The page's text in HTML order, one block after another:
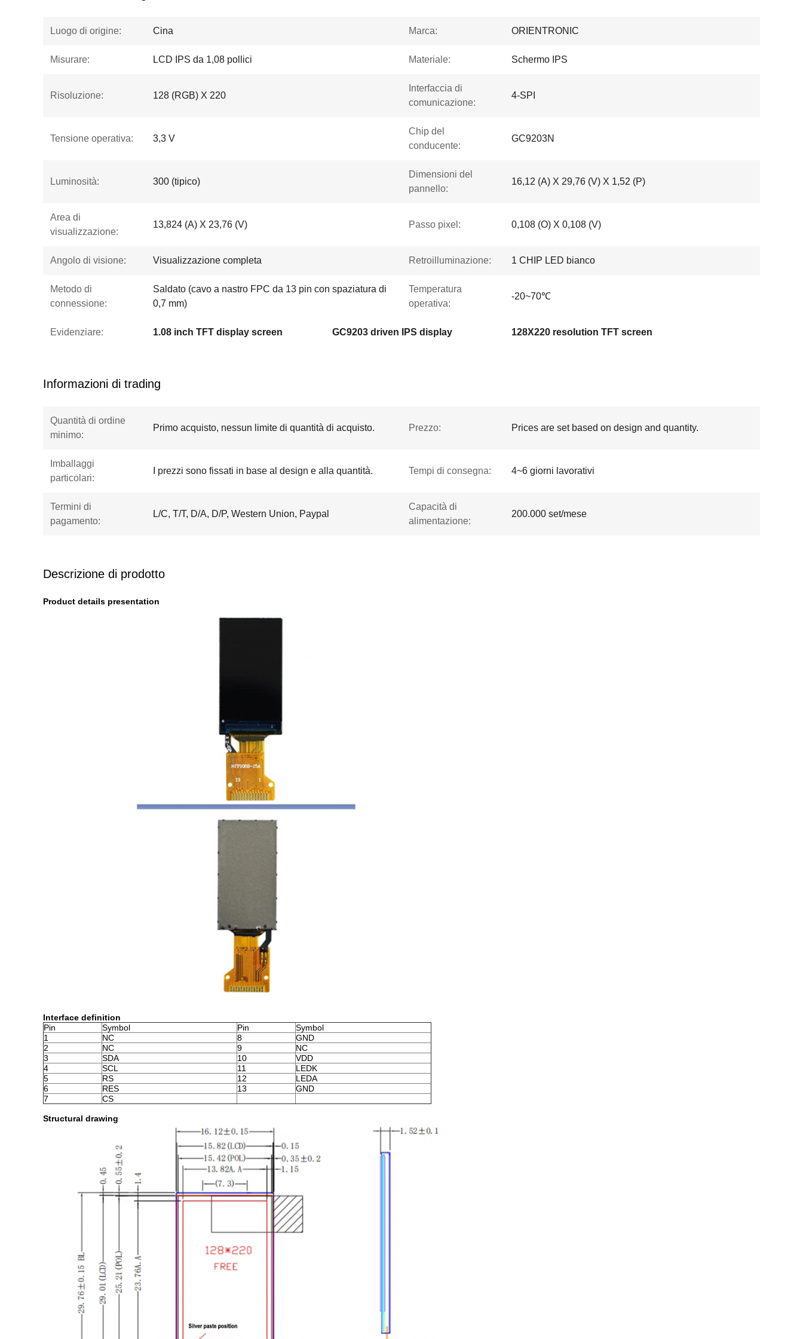
Luogo di origine: Cina Marca: ORIENTRONIC
Misurare: LCD IPS da 1,08 pollici Materiale: Schermo IPS
Risoluzione: 128 (RGB) X 220
Interfaccia di
comunicazione:
4-SPI
Tensione operativa: 3,3 V
Chip del
conducente:
GC9203N
Luminosità: 300 (tipico)
Dimensioni del
pannello:
16,12 (A) X 29,76 (V) X 1,52 (P)
Area di
visualizzazione:
13,824 (A) X 23,76 (V) Passo pixel: 0,108 (O) X 0,108 (V)
Angolo di visione: Visualizzazione completa Retroilluminazione: 1 CHIP LED bianco
Metodo di
connessione:
Saldato (cavo a nastro FPC da 13 pin con spaziatura di
0,7 mm)
Temperatura
operativa:
-20~70℃
Evidenziare: 1.08 inch TFT display screen GC9203 driven IPS display 128X220 resolution TFT screen
Informazioni di trading
Quantità di ordine
minimo:
Primo acquisto, nessun limite di quantità di acquisto. Prezzo: Prices are set based on design and quantity.
Imballaggi
particolari:
I prezzi sono fissati in base al design e alla quantità. Tempi di consegna: 4~6 giorni lavorativi
Termini di
pagamento:
L/C, T/T, D/A, D/P, Western Union, Paypal
Capacità di
alimentazione:
200.000 set/mese
Descrizione di prodotto
Product details presentation
Interface definition
Pin
Symbol Pin
Symbol
1
NC 8
GND
2
NC 9
NC
3
SDA 10
VDD
4
SCL 11
LEDK
5
RS 12
LEDA
6
RES 13
GND
7
CS
Structural drawing